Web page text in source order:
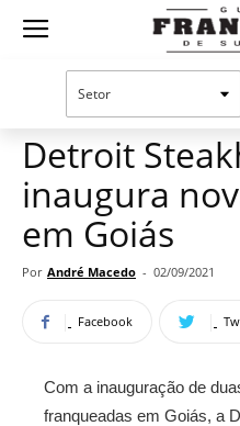
Guia
Mercado de franquias
Detroit
inaugura
em Goiás
Por André Macedo - 02/09/2021
Facebook
Com a inauguração de
franqueadas em Goiás, a